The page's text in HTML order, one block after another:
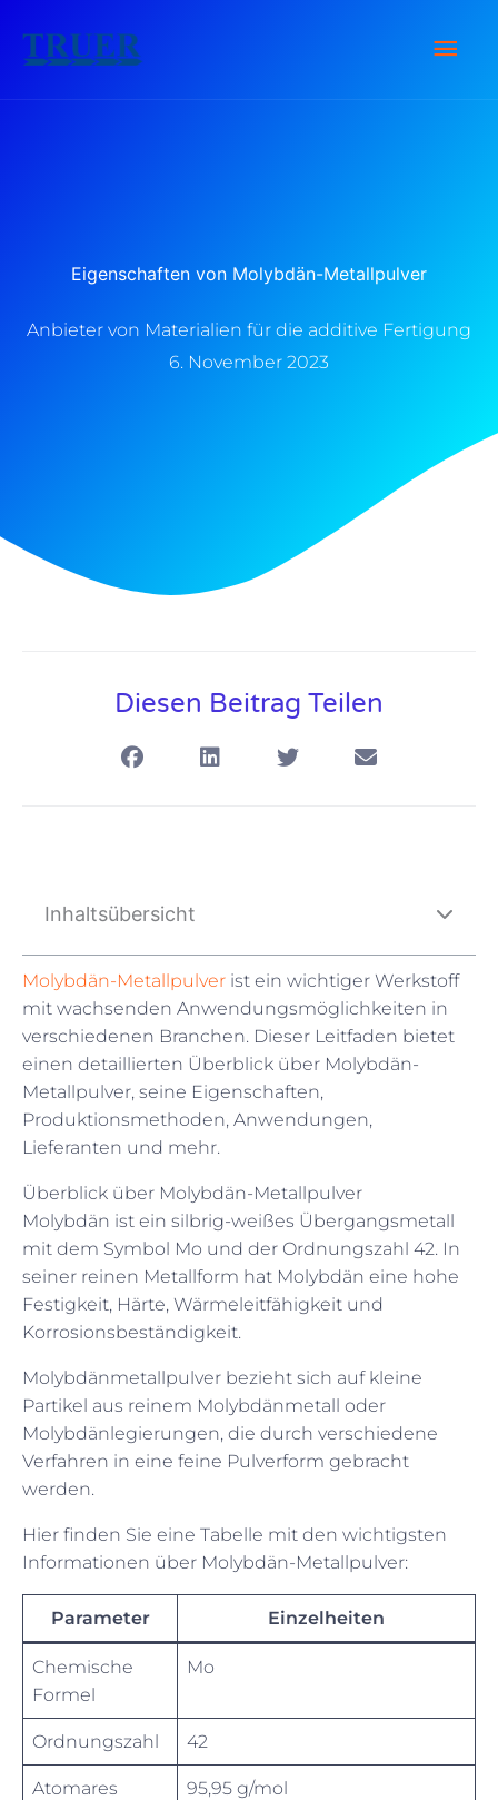
Inhalt
Eigenschaften von Molybdän-Metallpulver
Anbieter von Materialien für die additive Fertigung
6. November 2023
Diesen Beitrag Teilen
Inhaltsübersicht
Molybdän-Metallpulver ist ein wichtiger Werkstoff
mit wachsenden Anwendungsmöglichkeiten in
verschiedenen Branchen. Dieser Leitfaden bietet
einen detaillierten Überblick über Molybdän-
Metallpulver, seine Eigenschaften,
Produktionsmethoden, Anwendungen,
Lieferanten und mehr.
Überblick über Molybdän-Metallpulver
Molybdän ist ein silbrig-weißes Übergangsmetall
mit dem Symbol Mo und der Ordnungszahl 42. In
seiner reinen Metallform hat Molybdän eine hohe
Festigkeit, Härte, Wärmeleitfähigkeit und
Korrosionsbeständigkeit.
Molybdänmetallpulver bezieht sich auf kleine
Partikel aus reinem Molybdänmetall oder
Molybdänlegierungen, die durch verschiedene
Verfahren in eine feine Pulverform gebracht
werden.
Hier finden Sie eine Tabelle mit den wichtigsten
Informationen über Molybdän-Metallpulver:
Parameter Einzelheiten
Chemische
Formel
Mo
Ordnungszahl 42
Atomares
95,95 g/mol